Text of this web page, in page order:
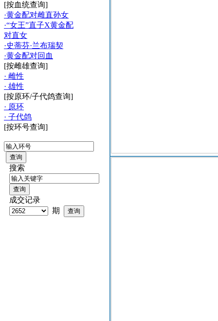
[按血统查询]
·黄金配对雌直孙女
·“女王”直子X黄金配
对直女
·史蒂芬·兰布瑞契
·黄金配对回血
[按雌雄查询]
· 雌性
· 雄性
[按原环/子代鸽查询]
· 原环
· 子代鸽
[按环号查询]
搜索
成交记录
期